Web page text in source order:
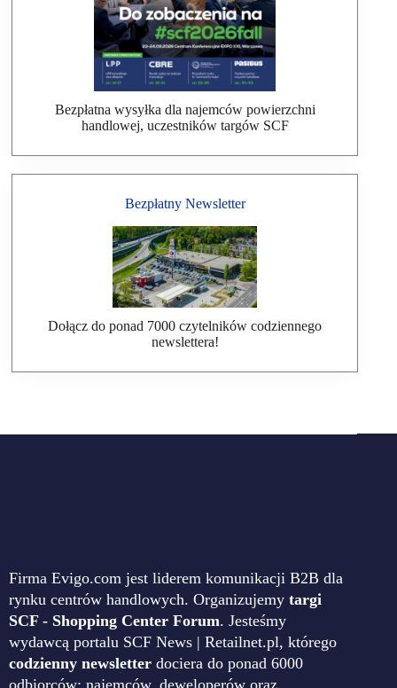
Bezpłatna wysyłka dla najemców powierzchni
handlowej, uczestników targów SCF
Bezpłatny Newsletter
Dołącz do ponad 7000 czytelników codziennego
newslettera!
Firma Evigo.com jest liderem komunikacji B2B dla
rynku centrów handlowych. Organizujemy targi
SCF - Shopping Center Forum. Jesteśmy
wydawcą portalu SCF News | Retailnet.pl, którego
codzienny newsletter dociera do ponad 6000